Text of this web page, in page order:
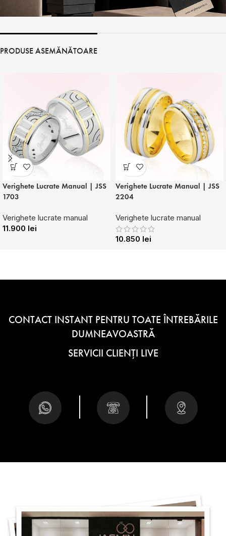
PRODUSE ASEMĂNĂTOARE
Verighete Lucrate Manual | JSS
1703
Verighete lucrate manual
11.900 lei
Verighete Lucrate Manual | JSS
2204
Verighete lucrate manual
10.850 lei
CONTACT INSTANT PENTRU TOATE ÎNTREBĂRILE
DUMNEAVOASTRĂ
SERVICII CLIENȚI LIVE